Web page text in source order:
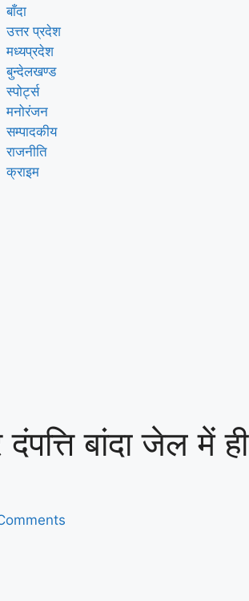
बाँदा
उत्तर प्रदेश
मध्यप्रदेश
बुन्देलखण्ड
स्पोर्ट्स
मनोरंजन
सम्पादकीय
राजनीति
क्राइम
बांदा जेल में ही